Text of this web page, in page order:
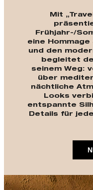
Mit
Frühjahr-/
eine
und den
begleitet
seinem Weg:
über
nächtliche
Looks
entspannte
Details für